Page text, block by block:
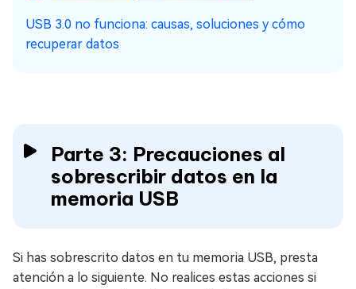
USB 3.0 no funciona: causas, soluciones y cómo
recuperar datos
Parte 3: Precauciones al
sobrescribir datos en la
memoria USB
Si has sobrescrito datos en tu memoria USB, presta
atención a lo siguiente. No realices estas acciones si